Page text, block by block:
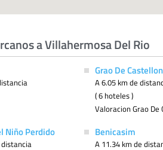
a Villahermosa Del Rio
Grao De Castellon
A 6.05 km de
( 6 hoteles )
Valoracion Grao De
Niño Perdido Benicasim
A 11.34 km de